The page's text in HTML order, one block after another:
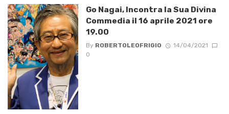
Go Nagai, Incontra la Sua Divina
Commedia il 16 aprile 2021 ore
19.00
By ROBERTOLEOFRIGIO
14/04/2021
0